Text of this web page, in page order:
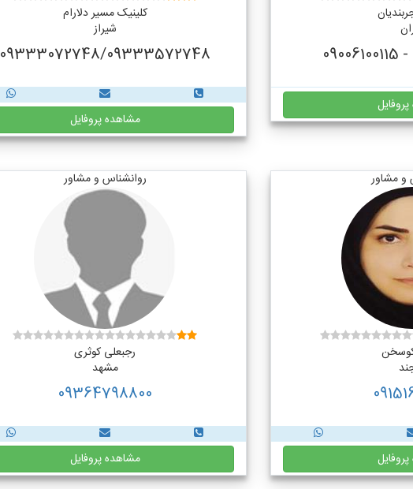
کلینیک مسیر دلارام
شیراز
09333072748/09333572748
مشاهده پروفایل
و مشاور روانشناس و مشاور
رجبعلی کوثری
مشهد
09364798800
مشاهده پروفایل